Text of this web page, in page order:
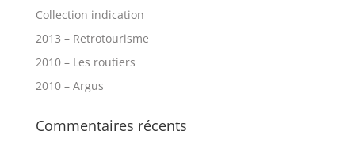
Collection indication
2013 – Retrotourisme
2010 – Les routiers
2010 – Argus
Commentaires récents